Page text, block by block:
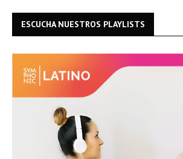
ESCUCHA NUESTROS PLAYLISTS